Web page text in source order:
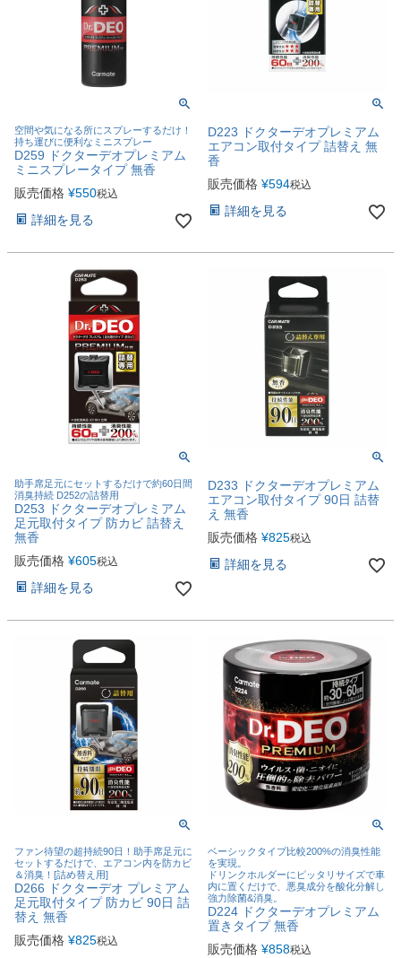
空間や気になる所にスプレーするだけ！
持ち運びに便利なミニスプレー
D259 ドクターデオプレミアム
ミニスプレータイプ 無香
販売価格 ¥550税込
詳細を見る
D223 ドクターデオプレミアム
エアコン取付タイプ 詰替え 無
香
販売価格 ¥594税込
詳細を見る
助手席足元にセットするだけで約60日間
消臭持続 D252の詰替用
D253 ドクターデオプレミアム
足元取付タイプ 防カビ 詰替え
無香
販売価格 ¥605税込
詳細を見る
D233 ドクターデオプレミアム
エアコン取付タイプ 90日 詰替
え 無香
販売価格 ¥825税込
詳細を見る
ファン待望の超持続90日！助手席足元に
セットするだけで、エアコン内を防カビ
＆消臭！[詰め替え用]
D266 ドクターデオ プレミアム
足元取付タイプ 防カビ 90日 詰
替え 無香
販売価格 ¥825税込
ベーシックタイプ比較200%の消臭性能
を実現。
ドリンクホルダーにピッタリサイズで車
内に置くだけで、悪臭成分を酸化分解し
強力除菌&消臭。
D224 ドクターデオプレミアム
置きタイプ 無香
販売価格 ¥858税込